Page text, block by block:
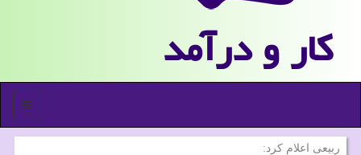
كار و درآمد
منو
ربیعی اعلام كرد: